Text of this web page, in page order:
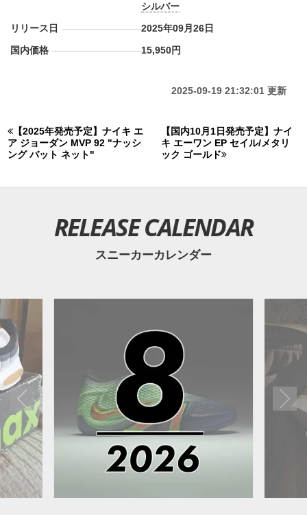
シルバー
リリース日
2025年09月26日
国内価格
15,950円
2025-09-19 21:32:01 更新
【2025年発売予定】ナイキ エ
ア ジョーダン MVP 92 "ナッシ
ング バット ネット"
【国内10月1日発売予定】ナイ
キ エーワン EP セイル/メタリ
ック ゴールド
RELEASE CALENDAR
スニーカーカレンダー